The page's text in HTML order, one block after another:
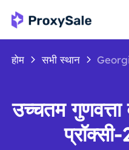
होम सभी स्थान
उच्चतम